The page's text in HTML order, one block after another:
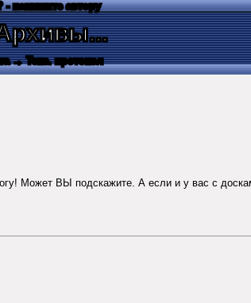
- напишите автору
→ Текс. протокол
Может ВЫ подскажите. А если и у вас с